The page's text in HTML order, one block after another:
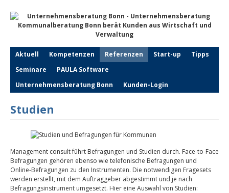
Aktuell Kompetenzen Referenzen Start-up
Tipps
Seminare
PAULA Software
Unternehmensberatung Bonn
Kunden-Login
Studien
Management consult führt Befragungen und Studien durch. Face-to-Face
Befragungen gehören ebenso wie telefonische Befragungen und
Online-Befragungen zu den Instrumenten. Die notwendigen Fragesets
werden erstellt, mit dem Auftraggeber abgestimmt und je nach
Befragungsinstrument umgesetzt. Hier eine Auswahl von Studien: